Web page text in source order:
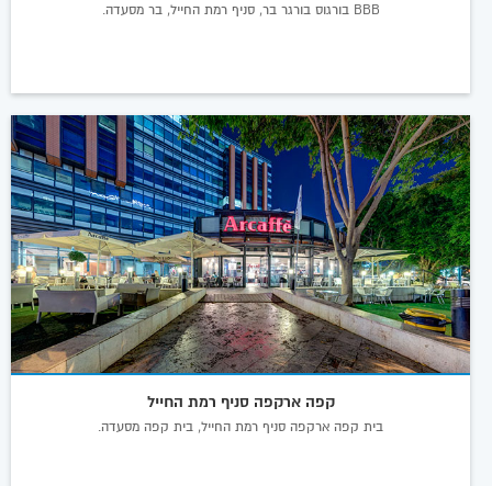
BBB בורגוס בורגר בר, סניף רמת החייל, בר מסעדה.
קפה ארקפה סניף רמת החייל
בית קפה ארקפה סניף רמת החייל, בית קפה מסעדה.